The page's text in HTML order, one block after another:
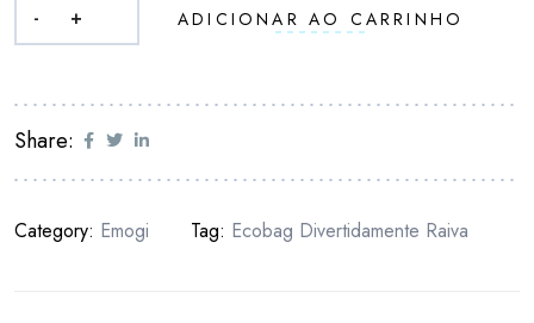
- + ADICIONAR AO CARRINHO
Share:
Category: Emogi Tag: Ecobag Divertidamente Raiva